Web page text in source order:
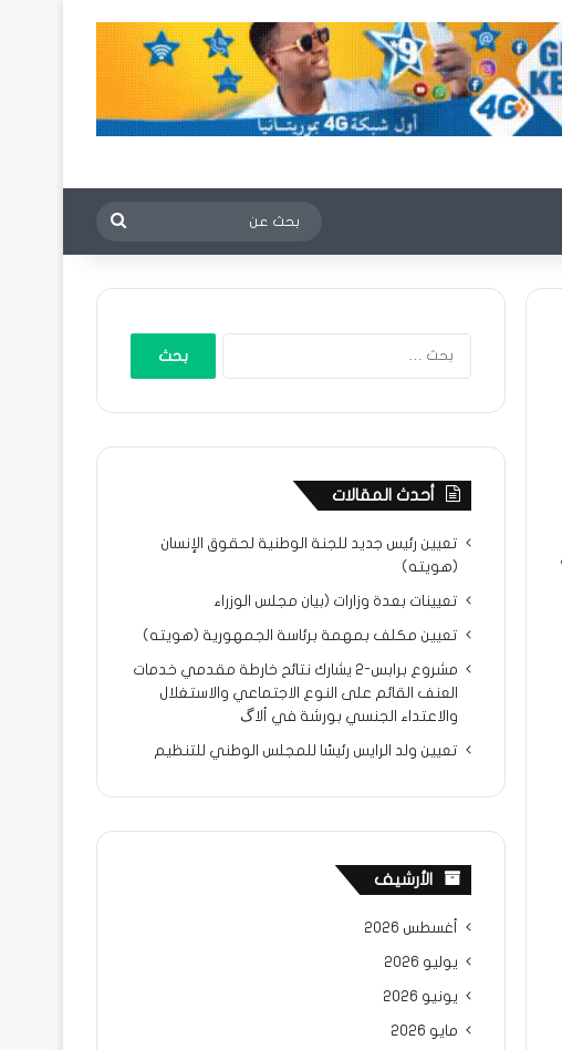
بحث
عن
أحدث المقالات
تعيين رئيس جديد للجنة الوطنية لحقوق الإنسان
(هويته)
تعيينات بعدة وزارات (بيان مجلس الوزراء
تعيين مكلف بمهمة برئاسة الجمهورية (هويته)
مشروع برابس-2 يشارك نتائح خارطة مقدمي خدمات
العنف القائم على النوع الاجتماعي والاستغلال
والاعتداء الجنسي بورشة في ألاگ
تعيين ولد الرايس رئيسًا للمجلس الوطني للتنظيم
الأرشيف
أغسطس 2026
يوليو 2026
يونيو 2026
مايو 2026